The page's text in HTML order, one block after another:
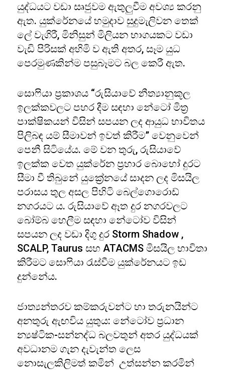
යුද්ධයට වඩා සෘජුවම ඇතුලුවීම අවශ්‍ය කරනු
ඇත. යුක්රේනයේ හමුදාව සුදුමැලිවන තෙක්
ලේ වැගිරී, මිනිසුන් මිලියන භාගයකට වඩා
වැඩි පිරිසක් අහිමි ව ඇති අතර, සෑම යුධ
පෙරමුණකින්ම පසුබෑමට බල කෙරී ඇත.
සොෆියා ප්‍රකාශය “රුසියාවේ නීත්‍යානුකූල
ඉලක්කවලට පහර දීම සඳහා නේටෝ මිත්‍ර
පාක්ෂිකයන් විසින් සපයන ලද ආයුධ භාවිතය
පිලිබඳ යම් සීමාවන් ඉවත් කිරීම” වෙනුවෙන්
පෙනී සිටියේය. මේ වන තුරු, රුසියාවේ
ඉලක්ක වෙත යුක්රේන ප්‍රහාර බොහෝ දුරට
සීමා වී තිබුනේ යුක්‍රේනයේ සාදන ලද මිසයිල
පරාසය තුල අසල පිහිටි බෙල්ගොරොඩ්
නගරයට ය. රුසියාවේ ඈත දුර නගරවලට
බෝම්බ හෙලීම සඳහා නේටෝව විසින්
සපයන ලද වඩා දිගු දුර Storm Shadow ,
SCALP, Taurus සහ ATACMS මිසයිල භාවිතා
කිරීමට සොෆියා රැස්වීම යුක්රේනයට ඉඩ
දුන්නේය.
ජාත්‍යන්තරව කම්කරුවන්ට හා තරුනයින්ට
අනතුරු ඇඟවිය යුතුය: නේටෝව ප්‍රධාන
න්‍යෂ්ටික-සන්නද්ධ බලවතුන් අතර යුද්ධයක්
අවධානම ගැන දැවැන්ත ලෙස
නොසැලකිලිමත් කමින් උත්සන්න කරමින්